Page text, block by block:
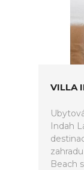
VILLA
Indah
Beach